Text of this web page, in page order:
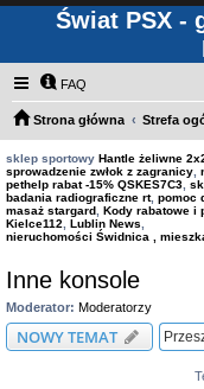
Świat PSX -
FAQ
Strona główna Strefa
sklep sportowy Hantle żeliwne
sprowadzenie zwłok z zagranicy
pethelp rabat -15% QSKES7C3
badania radiograficzne rt, pomoc
masaż stargard Kody rabatowe i
Kielce112
Lublin News
nieruchomości Świdnica ,
Inne konsole
Moderator: Moderatorzy
NOWY TEMAT